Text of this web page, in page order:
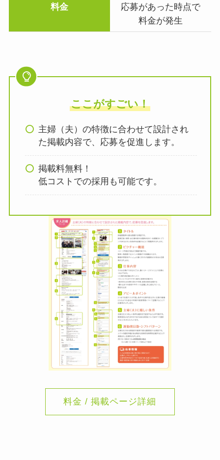
料金
応募があった時点で
料金が発生
ここがすごい！
主婦（夫）の特徴に合わせて設計され
た掲載内容で、応募を促進します。
掲載料無料！
低コストでの採用も可能です。
料金 / 掲載ページ詳細